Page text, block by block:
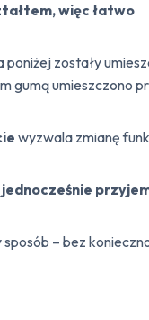
więc łatwo
zostały
gumą umieszczono
wyzwala zmianę
– bez